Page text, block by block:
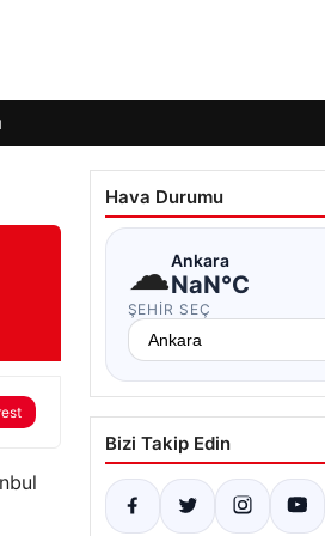
Hava Durumu
☁Ankara
NaN°C
ŞEHIR SEÇ
Bizi Takip Edin